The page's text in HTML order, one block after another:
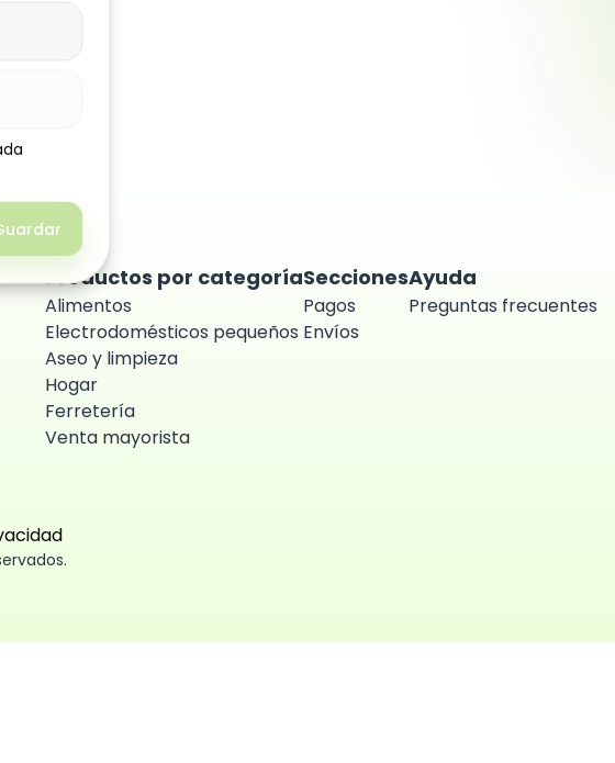
Productos por categoría
Alimentos
Electrodomésticos pequeños
Aseo y limpieza
Hogar
Ferretería
Venta mayorista
Secciones
Pagos
Envíos
Ayuda
Preguntas frecuentes